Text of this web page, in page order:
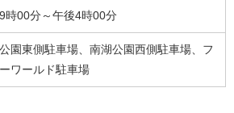
時00分～午後4時00分
園東側駐車場、南湖公園西側駐車場、フ
ワールド駐車場